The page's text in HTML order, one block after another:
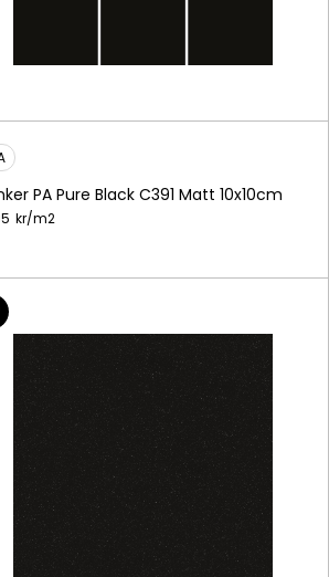
PA Pure Black C391 Matt 10x10cm
kr/m2